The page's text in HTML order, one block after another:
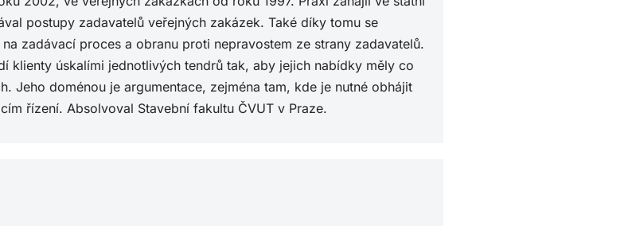
postupy zadavatelů veřejných zakázek. Také díky tomu se
zadávací proces a obranu proti nepravostem ze strany zadavatelů.
klienty úskalími jednotlivých tendrů tak, aby jejich nabídky měly co
Jeho doménou je argumentace, zejména tam, kde je nutné obhájit
řízení. Absolvoval Stavební fakultu ČVUT v Praze.